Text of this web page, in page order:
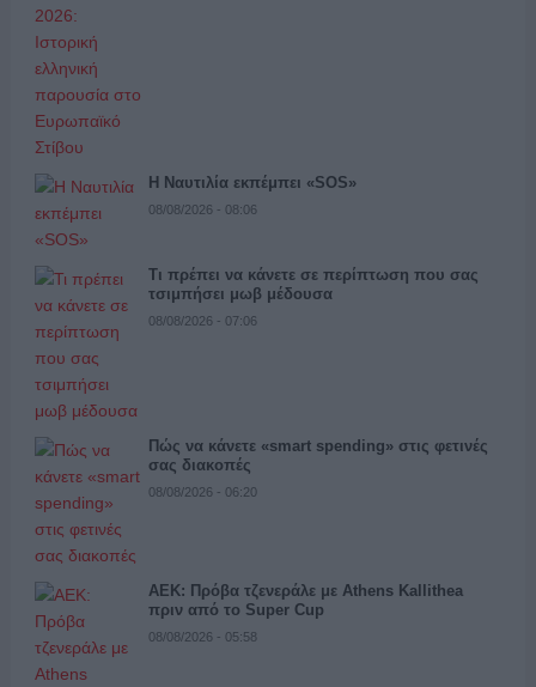
Η Ναυτιλία εκπέμπει «SOS»
08/08/2026 - 08:06
Τι πρέπει να κάνετε σε περίπτωση που σας
τσιμπήσει μωβ μέδουσα
08/08/2026 - 07:06
Πώς να κάνετε «smart spending» στις φετινές
σας διακοπές
08/08/2026 - 06:20
ΑΕΚ: Πρόβα τζενεράλε με Athens Kallithea
πριν από το Super Cup
08/08/2026 - 05:58